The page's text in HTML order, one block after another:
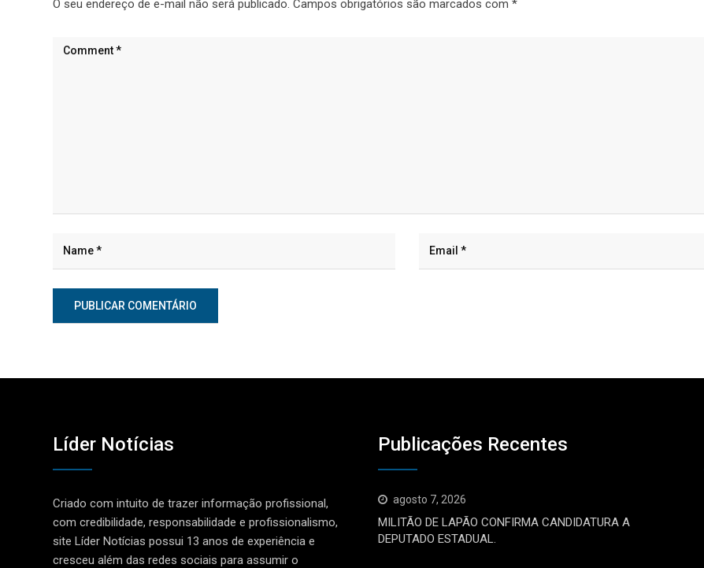
O seu endereço de e-mail não será publicado. Campos obrigatórios são marcados com *
Líder Notícias
Criado com intuito de trazer informação profissional,
com credibilidade, responsabilidade e profissionalismo,
site Líder Notícias possui 13 anos de experiência e
cresceu além das redes sociais para assumir o
Publicações Recentes
agosto 7, 2026
MILITÃO DE LAPÃO CONFIRMA CANDIDATURA A
DEPUTADO ESTADUAL.